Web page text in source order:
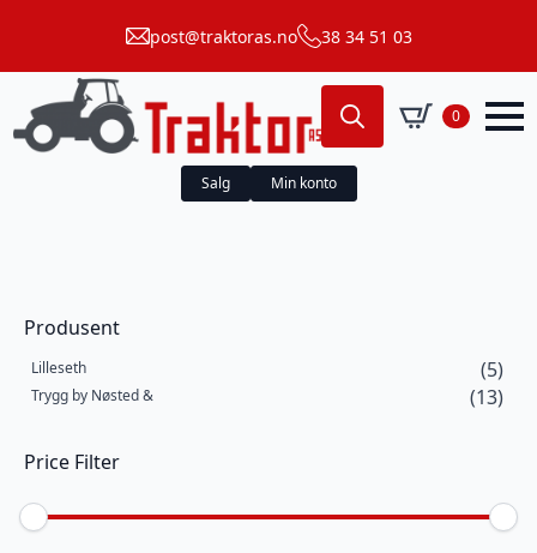
post@traktoras.no 38 34 51 03
Search
for:
0
Salg Min konto
Produsent
Lilleseth (5)
Trygg by Nøsted & (13)
Price Filter